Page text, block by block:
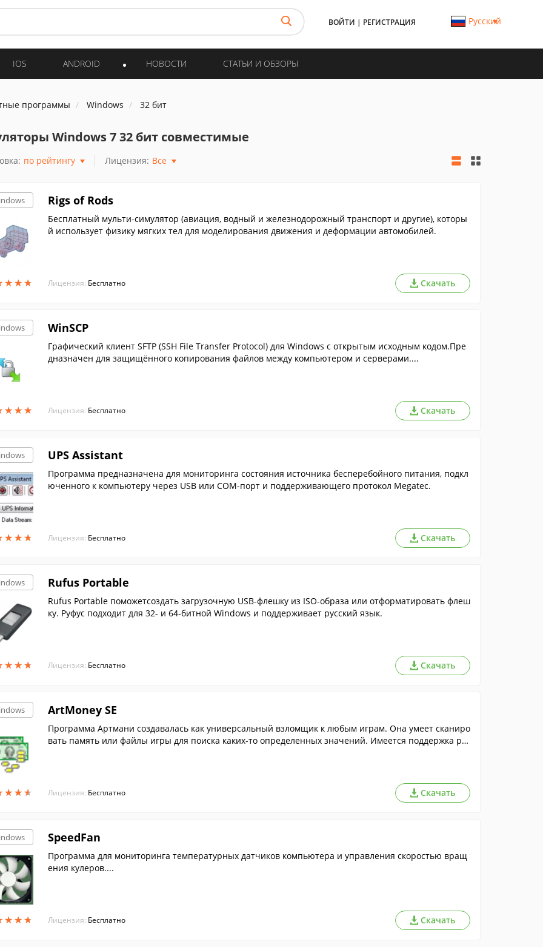
ВОЙТИ | РЕГИСТРАЦИЯ Русский
IOS ANDROID НОВОСТИ СТАТЬИ И ОБЗОРЫ
программы Windows 32 бит
Windows 7 32 бит совместимые
по рейтингу Лицензия: Все
★★★
★★★
Rigs of Rods
Бесплатный мульти-симулятор (авиация, водный и железнодорожный транспорт и другие), которы
й использует физику мягких тел для моделирования движения и деформации автомобилей.
Лицензия: Бесплатно Скачать
★★★
★★★
WinSCP
Графический клиент SFTP (SSH File Transfer Protocol) для Windows с открытым исходным кодом.Пре
дназначен для защищённого копирования файлов между компьютером и серверами....
Лицензия: Бесплатно Скачать
★★★
★★★
UPS Assistant
Программа предназначена для мониторинга состояния источника бесперебойного питания, подкл
юченного к компьютеру через USB или COM-порт и поддерживающего протокол Megatec.
Лицензия: Бесплатно Скачать
★★★
★★★
Rufus Portable
Rufus Portable поможетсоздать загрузочную USB-флешку из ISO-образа или отформатировать флеш
ку. Руфус подходит для 32- и 64-битной Windows и поддерживает русский язык.
Лицензия: Бесплатно Скачать
★★★
★★★
ArtMoney SE
Программа Артмани создавалась как универсальный взломщик к любым играм. Она умеет сканиро
вать память или файлы игры для поиска каких-то определенных значений. Имеется поддержка рус
Лицензия: Бесплатно Скачать
★★★
★★★
SpeedFan
Программа для мониторинга температурных датчиков компьютера и управления скоростью вращ
ения кулеров....
Лицензия: Бесплатно Скачать